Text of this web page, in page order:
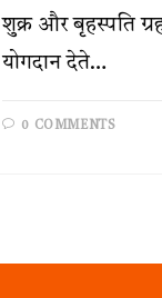
शुक्र और बृहस्पति
योगदान देते…
0 COMMENTS